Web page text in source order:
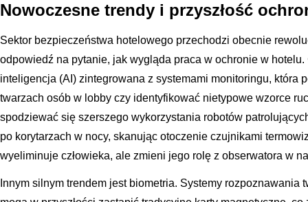
Nowoczesne trendy i przyszłość
Sektor bezpieczeństwa hotelowego przechodzi obecnie
odpowiedź na pytanie, jak wygląda praca w ochronie w
inteligencja (AI) zintegrowana z systemami monitoringu, która
twarzach osób w lobby czy identyfikować nietypowe wzorce
spodziewać się szerszego wykorzystania robotów
po korytarzach w nocy, skanując otoczenie czujnikami
wyeliminuje człowieka, ale zmieni jego rolę z obserwatora w
Innym silnym trendem jest biometria. Systemy rozpoznawania